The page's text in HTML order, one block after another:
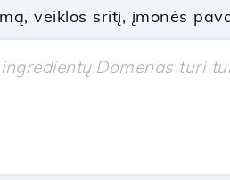
veiklos sritį, įmonės